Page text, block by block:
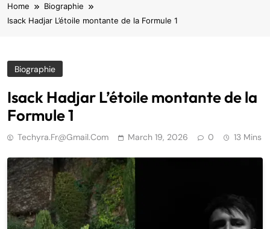
Home
Biographie
Isack Hadjar L’étoile montante de la Formule 1
Biographie
Isack Hadjar L’étoile montante de la
Formule 1
Techyra.fr@gmail.com March 19, 2026 0 13 Mins